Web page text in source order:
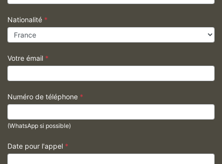
Nationalité *
Votre émail *
Numéro de téléphone *
(WhatsApp si possible)
Date pour l'appel *